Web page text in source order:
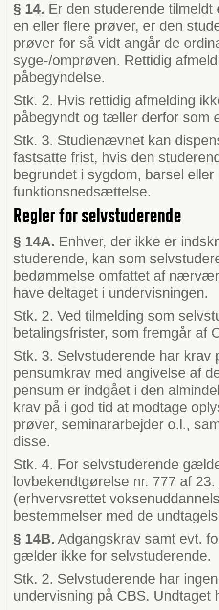
§ 14. Er den studerende
en eller flere prøver, er den
prøver for så vidt angår de
syge-/omprøven. Rettidig
påbegyndelse.
Stk. 2. Hvis rettidig afmelding
påbegyndt og tæller derfor som
Stk. 3. Studienævnet kan
fastsatte frist, hvis den
begrundet i sygdom, barsel
funktionsnedsættelse.
Regler for selvstuderende
§ 14A. Enhver, der ikke er
studerende, kan som
bedømmelse omfattet af
have deltaget i undervisningen.
Stk. 2. Ved tilmelding som
betalingsfrister, som fremgår af
Stk. 3. Selvstuderende har krav
pensumkrav med angivelse af
pensum er indgået i den
krav på i god tid at modtage
prøver, seminararbejder o.l.,
disse.
Stk. 4. For selvstuderende
lovbekendtgørelse nr. 777 af
(erhvervsrettet
bestemmelser med de
§ 14B. Adgangskrav samt evt.
gælder ikke for selvstuderende.
Stk. 2. Selvstuderende har
undervisning på CBS.